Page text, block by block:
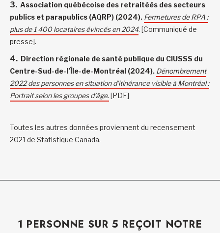
Association québécoise des retraitéés des secteurs
publics et parapublics (AQRP) (2024). Fermetures de RPA :
plus de 1 400 locataires évincés en 2024. [Communiqué de
presse].
Direction régionale de santé publique du CIUSSS du
Centre-Sud-de-l’Île-de-Montréal (2024). Dénombrement
2022 des personnes en situation d’itinérance visible à Montréal :
Portrait selon les groupes d’âge. [PDF]
Toutes les autres données proviennent du recensement
2021 de Statistique Canada.
1 PERSONNE SUR 5 REÇOIT NOTRE